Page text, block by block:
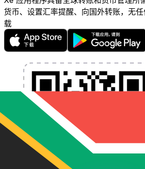
货币、设置汇率提醒、向国外转账，无
载